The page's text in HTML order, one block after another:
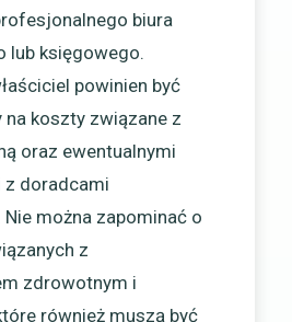
biura
lub księgowego.
powinien być
koszty związane z
oraz ewentualnymi
doradcami
można zapominać o
z
zdrowotnym i
również muszą być